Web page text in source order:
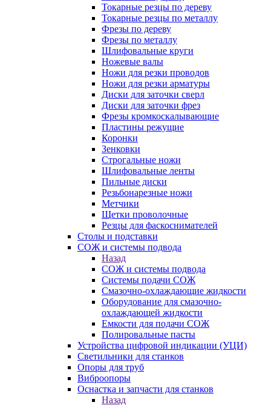
Токарные резцы по дереву
Токарные резцы по металлу
Фрезы по дереву
Фрезы по металлу
Шлифовальные круги
Ножевые валы
Ножи для резки проводов
Ножи для резки арматуры
Диски для заточки сверл
Диски для заточки фрез
Фрезы кромкоскалывающие
Пластины режущие
Коронки
Зенковки
Строгальные ножи
Шлифовальные ленты
Пильные диски
Резьбонарезные ножи
Метчики
Щетки проволочные
Резцы для фаскоснимателей
Столы и подставки
СОЖ и системы подвода
Назад
СОЖ и системы подвода
Системы подачи СОЖ
Смазочно-охлаждающие жидкости
Оборудование для смазочно-
охлаждающей жидкости
Емкости для подачи СОЖ
Полировальные пасты
Устройства цифровой индикации (УЦИ)
Светильники для станков
Опоры для труб
Виброопоры
Оснастка и запчасти для станков
Назад